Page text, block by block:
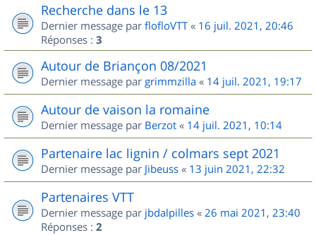
Recherche dans le 13
Dernier message par flofloVTT« 16 juil. 2021, 20:46
Réponses : 3
Autour de Briançon 08/2021
Dernier message par grimmzilla « 14 juil. 2021, 19:17
Autour de vaison la romaine
Dernier message par Berzot « 14 juil. 2021, 10:14
Partenaire lac lignin / colmars sept 2021
Dernier message par Jibeuss « 13 juin 2021, 22:32
Partenaires VTT
Dernier message par jbdalpilles « 26 mai 2021, 23:40
Réponses : 2